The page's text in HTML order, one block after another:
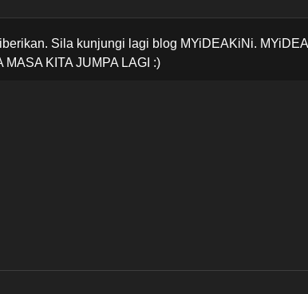
Sila kunjungi lagi blog MYiDEAKiNi.
KITA JUMPA LAGI :)